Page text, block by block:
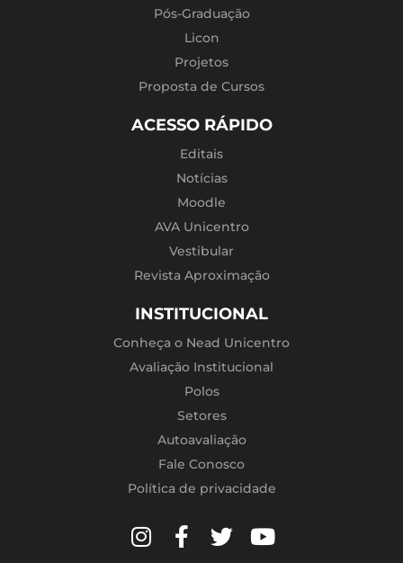
Pós-Graduação
Licon
Projetos
Proposta de Cursos
ACESSO RÁPIDO
Editais
Notícias
Moodle
AVA Unicentro
Vestibular
Revista Aproximação
INSTITUCIONAL
Conheça o Nead Unicentro
Avaliação Institucional
Polos
Setores
Autoavaliação
Fale Conosco
Política de privacidade